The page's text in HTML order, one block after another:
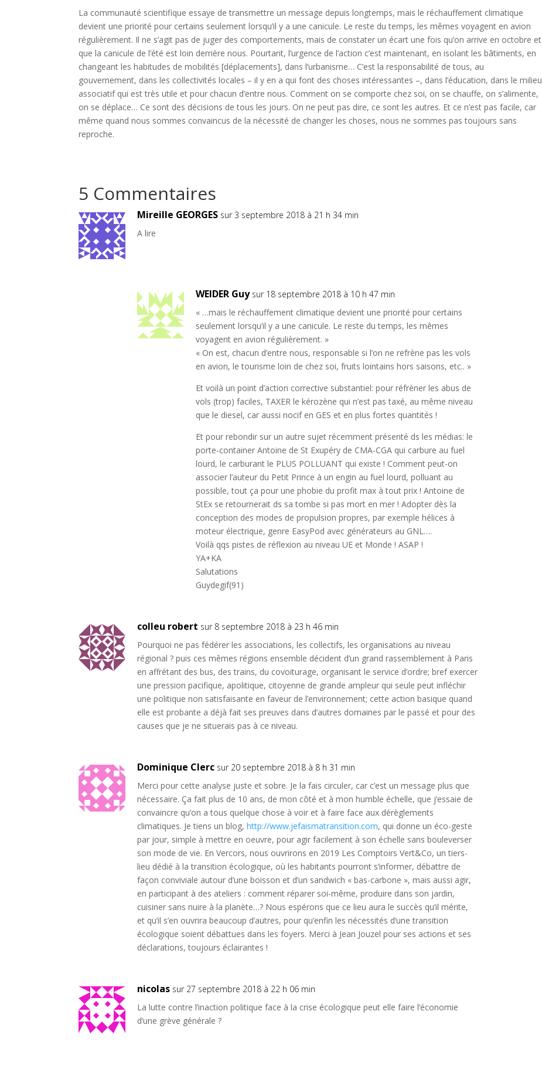
La communauté scientifique essaye de transmettre un message depuis longtemps, mais le réchauffement climatique
devient une priorité pour certains seulement lorsqu’il y a une canicule. Le reste du temps, les mêmes voyagent en avion
régulièrement. Il ne s’agit pas de juger des comportements, mais de constater un écart une fois qu’on arrive en octobre et
que la canicule de l’été est loin derrière nous. Pourtant, l’urgence de l’action c’est maintenant, en isolant les bâtiments, en
changeant les habitudes de mobilités [déplacements], dans l’urbanisme… C’est la responsabilité de tous, au
gouvernement, dans les collectivités locales – il y en a qui font des choses intéressantes –, dans l’éducation, dans le milieu
associatif qui est très utile et pour chacun d’entre nous. Comment on se comporte chez soi, on se chauffe, on s’alimente,
on se déplace… Ce sont des décisions de tous les jours. On ne peut pas dire, ce sont les autres. Et ce n’est pas facile, car
même quand nous sommes convaincus de la nécessité de changer les choses, nous ne sommes pas toujours sans
reproche.
5 Commentaires
Mireille GEORGES sur 3 septembre 2018 à 21 h 34 min
A lire
WEIDER Guy sur 18 septembre 2018 à 10 h 47 min
« …mais le réchauffement climatique devient une priorité pour certains
seulement lorsqu’il y a une canicule. Le reste du temps, les mêmes
voyagent en avion régulièrement. »
« On est, chacun d’entre nous, responsable si l’on ne refrène pas les vols
en avion, le tourisme loin de chez soi, fruits lointains hors saisons, etc.. »
Et voilà un point d’action corrective substantiel: pour réfrèner les abus de
vols (trop) faciles, TAXER le kérozène qui n’est pas taxé, au même niveau
que le diesel, car aussi nocif en GES et en plus fortes quantités !
Et pour rebondir sur un autre sujet récemment présenté ds les médias: le
porte-container Antoine de St Exupéry de CMA-CGA qui carbure au fuel
lourd, le carburant le PLUS POLLUANT qui existe ! Comment peut-on
associer l’auteur du Petit Prince à un engin au fuel lourd, polluant au
possible, tout ça pour une phobie du profit max à tout prix ! Antoine de
StEx se retournerait ds sa tombe si pas mort en mer ! Adopter dès la
conception des modes de propulsion propres, par exemple hélices à
moteur électrique, genre EasyPod avec générateurs au GNL….
Voilà qqs pistes de réflexion au niveau UE et Monde ! ASAP !
YA+KA
Salutations
Guydegif(91)
colleu robert sur 8 septembre 2018 à 23 h 46 min
Pourquoi ne pas fédérer les associations, les collectifs, les organisations au niveau
régional ? puis ces mêmes régions ensemble décident d’un grand rassemblement à Paris
en affrétant des bus, des trains, du covoiturage, organisant le service d’ordre; bref exercer
une pression pacifique, apolitique, citoyenne de grande ampleur qui seule peut infléchir
une politique non satisfaisante en faveur de l’environnement; cette action basique quand
elle est probante a déjà fait ses preuves dans d’autres domaines par le passé et pour des
causes que je ne situerais pas à ce niveau.
Dominique Clerc sur 20 septembre 2018 à 8 h 31 min
Merci pour cette analyse juste et sobre. Je la fais circuler, car c’est un message plus que
nécessaire. Ça fait plus de 10 ans, de mon côté et à mon humble échelle, que j’essaie de
convaincre qu’on a tous quelque chose à voir et à faire face aux dérèglements
climatiques. Je tiens un blog,http://www.jefaismatransition.com, qui donne un éco-geste
par jour, simple à mettre en oeuvre, pour agir facilement à son échelle sans bouleverser
son mode de vie. En Vercors, nous ouvrirons en 2019 Les Comptoirs Vert&Co, un tiers-
lieu dédié à la transition écologique, où les habitants pourront s’informer, débattre de
façon conviviale autour d’une boisson et d’un sandwich « bas-carbone », mais aussi agir,
en participant à des ateliers : comment réparer soi-même, produire dans son jardin,
cuisiner sans nuire à la planète…? Nous espérons que ce lieu aura le succès qu’il mérite,
et qu’il s’en ouvrira beaucoup d’autres, pour qu’enfin les nécessités d’une transition
écologique soient débattues dans les foyers. Merci à Jean Jouzel pour ses actions et ses
déclarations, toujours éclairantes !
nicolas sur 27 septembre 2018 à 22 h 06 min
La lutte contre l’inaction politique face à la crise écologique peut elle faire l’économie
d’une grève générale ?